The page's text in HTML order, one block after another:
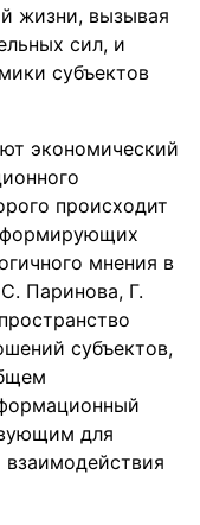
жизни, вызывая
сил, и
субъектов
экономический
происходит
формирующих
мнения в
Паринова, Г.
субъектов,
для
взаимодействия